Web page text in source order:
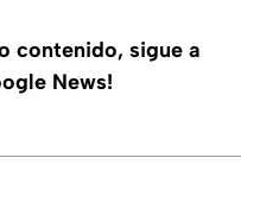
contenido, sigue a
News!